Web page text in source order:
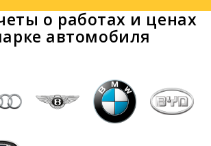
о работах и ценах
автомобиля